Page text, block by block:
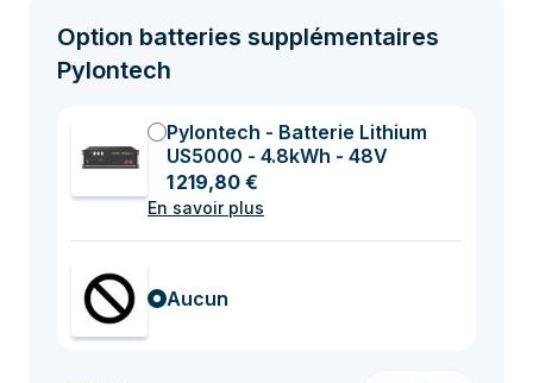
Option batteries supplémentaires
Pylontech
Pylontech - Batterie Lithium
US5000 - 4.8kWh - 48V
1 219,80 €
En savoir plus
Aucun